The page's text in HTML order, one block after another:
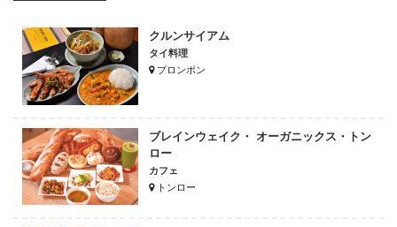
クルンサイアム
タイ料理
プロンポン
ブレインウェイク・ オーガニックス・トン
ロー
カフェ
トンロー